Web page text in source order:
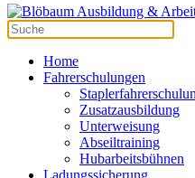
Home
Fahrerschulungen
Zusatzausbildung
Unterweisung
Abseiltraining
Hubarbeitsbühnen
Ladungssicherung